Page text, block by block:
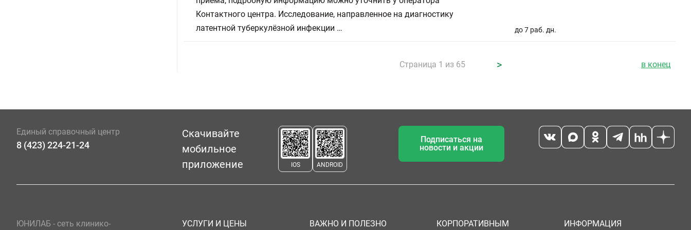
Контактного центра. Исследование, направленное на диагностику
латентной туберкулёзной инфекции …
до 7 раб. дн.
Страница 1 из 65 > в конец
Единый справочный центр
8 (423) 224-21-24
Скачивайте
мобильное
приложение
IOS ANDROID
Подписаться на
новости и акции
ЮНИЛАБ - сеть клинико- УСЛУГИ И ЦЕНЫ ВАЖНО И ПОЛЕЗНО КОРПОРАТИВНЫМ ИНФОРМАЦИЯ